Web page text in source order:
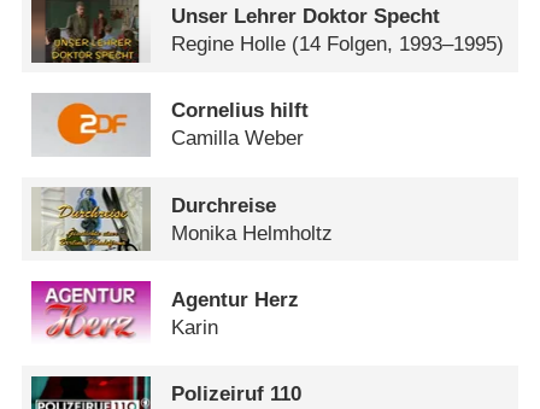
Unser Lehrer Doktor Specht
Regine Holle (14 Folgen, 1993–1995)
Cornelius hilft
Camilla Weber
Durchreise
Monika Helmholtz
Agentur Herz
Karin
Polizeiruf 110